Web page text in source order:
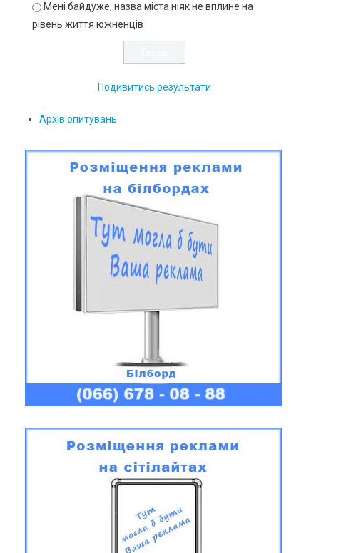
Мені байдуже, назва міста ніяк не вплине на
рівень життя южненців
Подивитись результати
Архів опитувань